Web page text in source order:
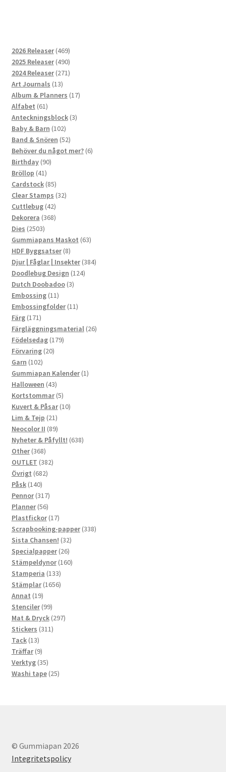
2026 Releaser 469469
produkter
2025 Releaser 490490
produkter
2024 Releaser 271271
Art Journals 1313
produkter
Album & Planners 1717
Alfabet 6161
produkter
Anteckningsblock 33
Baby & Barn 102102
produkter
Band & Snören 5252
produkter
Behöver du något mer? 66
Birthday 9090
Bröllop 4141
produkter
Cardstock 8585
produkter
Clear Stamps 3232
Cuttlebug 4242
produkter
Dekorera 368368
Dies 25032503
produkter
Gummiapans Maskot 6363
HDF Byggsatser 88
produkter
Djur | Fåglar | Insekter 384384
Doodlebug Design 124124
Dutch Doobadoo 33
Embossing 1111
produkter
Embossingfolder 1111
Färg 171171
produkter
Färgläggningsmaterial 2626
Födelsedag 179179
Förvaring 2020
Garn 102102
produkter
Gummiapan Kalender 11
Halloween 4343
produkter
Kortstommar 55
produkter
Kuvert & Påsar 1010
Lim & Tejp 2121
produkter
Neocolor II 8989
produkter
Nyheter & Påfyllt! 638638
Other 368368
produkter
OUTLET 382382
Övrigt 682682
Påsk 140140
produkter
Pennor 317317
produkter
Planner 5656
produkter
Plastfickor 1717
produkter
Scrapbooking-papper 338338
Sista Chansen! 3232
produkter
Specialpapper 2626
produkter
Stämpeldynor 160160
Stamperia 133133
produkter
Stämplar 16561656
Annat 1919
produkter
Stenciler 9999
produkter
Mat & Dryck 297297
Stickers 311311
Tack 1313
produkter
Träffar 99
produkter
Verktyg 3535
produkter
Washi tape 2525
© Gummiapan 2026
Integritetspolicy